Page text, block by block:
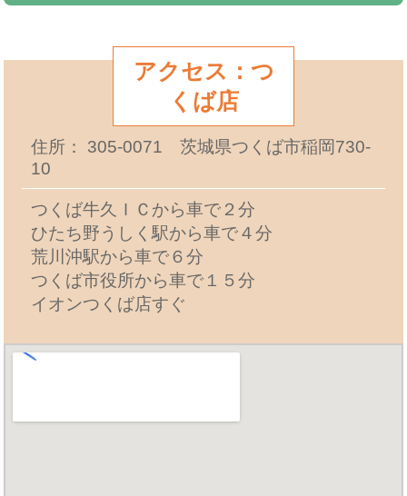
アクセス：つ
くば店
住所： 305-0071 茨城県つくば市稲岡730-
10
つくば牛久ＩＣから車で２分
ひたち野うしく駅から車で４分
荒川沖駅から車で６分
つくば市役所から車で１５分
イオンつくば店すぐ